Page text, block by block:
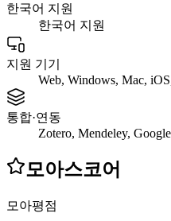
한국어 지원
한국어 지원
지원 기기
Web, Windows, Mac,
통합·연동
Zotero, Mendeley,
모아스코어
모아평점